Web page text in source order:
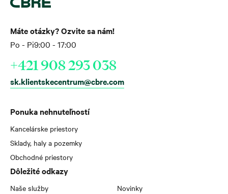
Ponuka nehnuteľností
Kancelárske priestory
Sklady, haly a pozemky
Obchodné priestory
Dôležité odkazy
Naše služby Novinky
Máte otázky? Ozvite sa nám!
Po - Pi9:00 - 17:00
+421 908 293 038
sk.klientskecentrum@cbre.com